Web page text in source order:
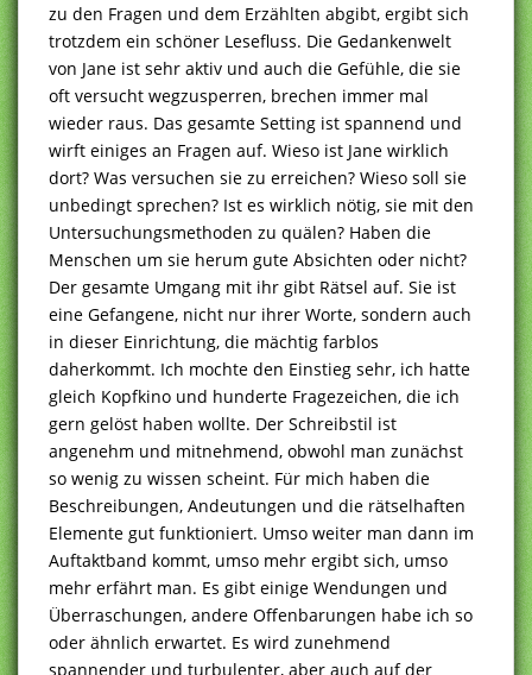
zu den Fragen und dem Erzählten abgibt, ergibt sich
trotzdem ein schöner Lesefluss. Die Gedankenwelt
von Jane ist sehr aktiv und auch die Gefühle, die sie
oft versucht wegzusperren, brechen immer mal
wieder raus. Das gesamte Setting ist spannend und
wirft einiges an Fragen auf. Wieso ist Jane wirklich
dort? Was versuchen sie zu erreichen? Wieso soll sie
unbedingt sprechen? Ist es wirklich nötig, sie mit den
Untersuchungsmethoden zu quälen? Haben die
Menschen um sie herum gute Absichten oder nicht?
Der gesamte Umgang mit ihr gibt Rätsel auf. Sie ist
eine Gefangene, nicht nur ihrer Worte, sondern auch
in dieser Einrichtung, die mächtig farblos
daherkommt. Ich mochte den Einstieg sehr, ich hatte
gleich Kopfkino und hunderte Fragezeichen, die ich
gern gelöst haben wollte. Der Schreibstil ist
angenehm und mitnehmend, obwohl man zunächst
so wenig zu wissen scheint. Für mich haben die
Beschreibungen, Andeutungen und die rätselhaften
Elemente gut funktioniert. Umso weiter man dann im
Auftaktband kommt, umso mehr ergibt sich, umso
mehr erfährt man. Es gibt einige Wendungen und
Überraschungen, andere Offenbarungen habe ich so
oder ähnlich erwartet. Es wird zunehmend
spannender und turbulenter, aber auch auf der